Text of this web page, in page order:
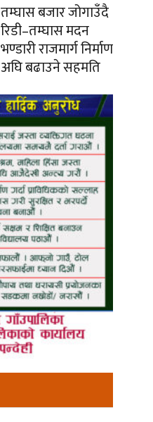
तम्घास बजार जोगाउँदै
रिडी–तम्घास मदन
भण्डारी राजमार्ग निर्माण
अघि बढाउने सहमति